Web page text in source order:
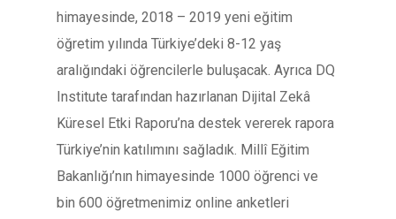
himayesinde, 2018 – 2019 yeni eğitim
öğretim yılında Türkiye’deki 8-12 yaş
aralığındaki öğrencilerle buluşacak. Ayrıca DQ
Institute tarafından hazırlanan Dijital Zekâ
Küresel Etki Raporu’na destek vererek rapora
Türkiye’nin katılımını sağladık. Millî Eğitim
Bakanlığı’nın himayesinde 1000 öğrenci ve
bin 600 öğretmenimiz online anketleri